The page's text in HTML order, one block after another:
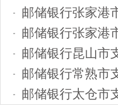
邮储银行张家港
邮储银行张家港
邮储银行昆山市
邮储银行常熟市
邮储银行太仓市